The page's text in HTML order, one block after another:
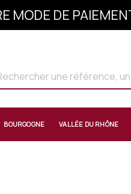
MODE DE
BOURGOGNE VALLÉE DU RHÔNE